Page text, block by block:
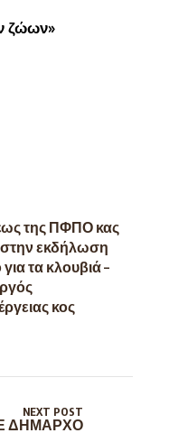
ζώων»
της ΠΦΠΟ κας
εκδήλωση
τα κλουβιά –
κος
ΔΗΜΑΡΧΟ
NEXT POST